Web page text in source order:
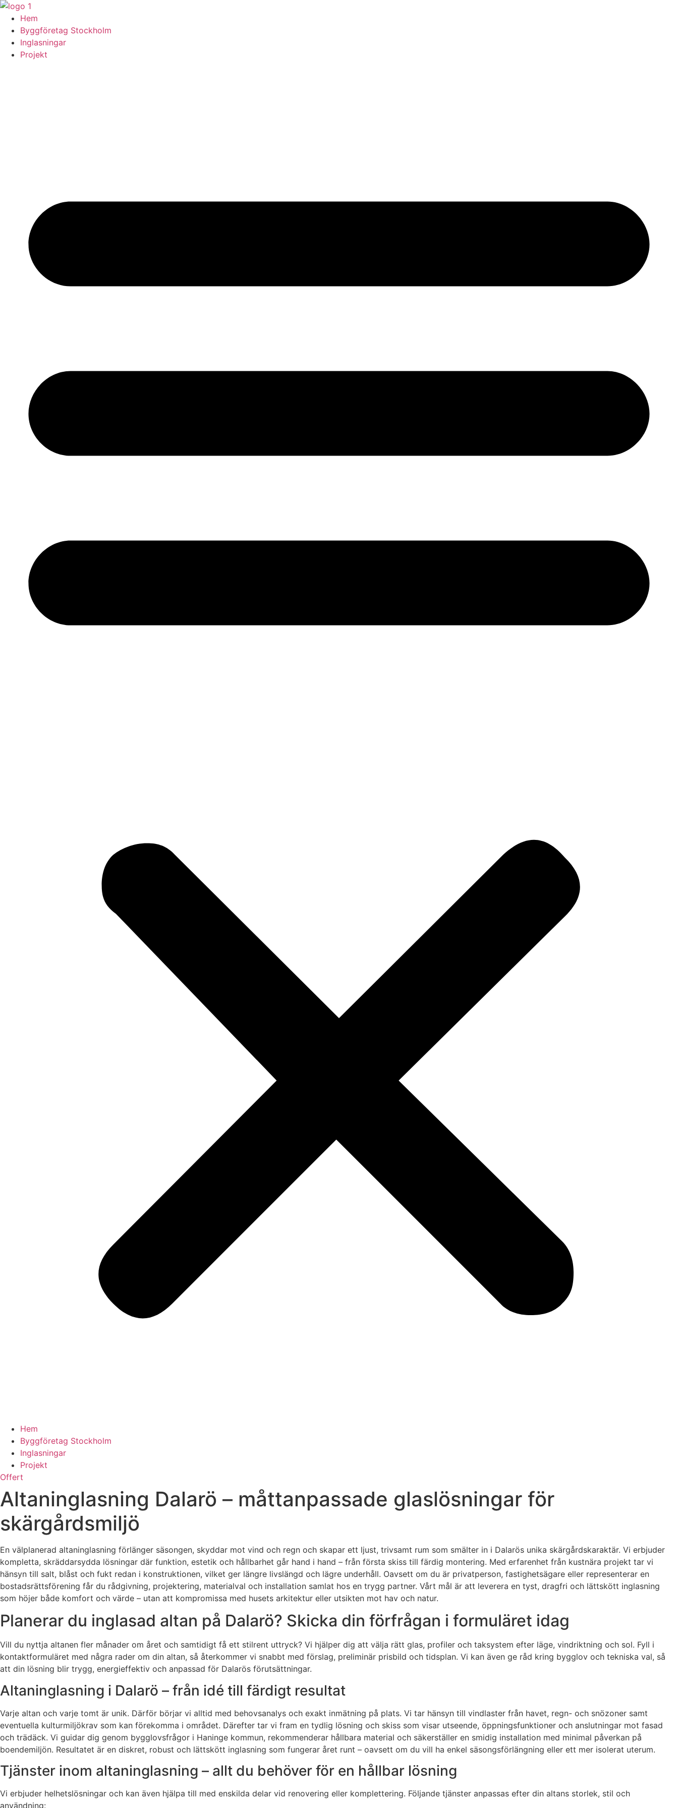
Skip
content
Hem
Byggföretag Stockholm
Inglasningar
Projekt
Hem
Byggföretag Stockholm
Inglasningar
Projekt
Offert
Altaninglasning Dalarö – måttanpassade glaslösningar för
skärgårdsmiljö
En välplanerad altaninglasning förlänger säsongen, skyddar mot vind och regn och skapar ett ljust, trivsamt rum som smälter in i Dalarös unika skärgårdskaraktär. Vi erbjuder
kompletta, skräddarsydda lösningar där funktion, estetik och hållbarhet går hand i hand – från första skiss till färdig montering. Med erfarenhet från kustnära projekt tar vi
hänsyn till salt, blåst och fukt redan i konstruktionen, vilket ger längre livslängd och lägre underhåll. Oavsett om du är privatperson, fastighetsägare eller representerar en
bostadsrättsförening får du rådgivning, projektering, materialval och installation samlat hos en trygg partner. Vårt mål är att leverera en tyst, dragfri och lättskött inglasning
som höjer både komfort och värde – utan att kompromissa med husets arkitektur eller utsikten mot hav och natur.
Planerar du inglasad altan på Dalarö? Skicka din förfrågan i formuläret idag
Vill du nyttja altanen fler månader om året och samtidigt få ett stilrent uttryck? Vi hjälper dig att välja rätt glas, profiler och taksystem efter läge, vindriktning och sol. Fyll i
kontaktformuläret med några rader om din altan, så återkommer vi snabbt med förslag, preliminär prisbild och tidsplan. Vi kan även ge råd kring bygglov och tekniska val, så
att din lösning blir trygg, energieffektiv och anpassad för Dalarös förutsättningar.
Altaninglasning i Dalarö – från idé till färdigt resultat
Varje altan och varje tomt är unik. Därför börjar vi alltid med behovsanalys och exakt inmätning på plats. Vi tar hänsyn till vindlaster från havet, regn- och snözoner samt
eventuella kulturmiljökrav som kan förekomma i området. Därefter tar vi fram en tydlig lösning och skiss som visar utseende, öppningsfunktioner och anslutningar mot fasad
och trädäck. Vi guidar dig genom bygglovsfrågor i Haninge kommun, rekommenderar hållbara material och säkerställer en smidig installation med minimal påverkan på
boendemiljön. Resultatet är en diskret, robust och lättskött inglasning som fungerar året runt – oavsett om du vill ha enkel säsongsförlängning eller ett mer isolerat uterum.
Tjänster inom altaninglasning – allt du behöver för en hållbar lösning
Vi erbjuder helhetslösningar och kan även hjälpa till med enskilda delar vid renovering eller komplettering. Följande tjänster anpassas efter din altans storlek, stil och
användning: